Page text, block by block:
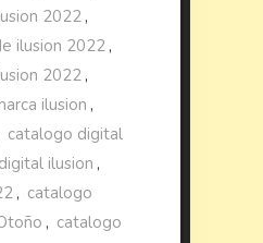
2022 ,
ilusion 2022,
2022 ,
ilusion ,
catalogo digital
ilusion ,
, catalogo
, catalogo